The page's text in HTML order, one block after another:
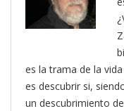
es la trama de la
es descubrir si,
un descubrimiento